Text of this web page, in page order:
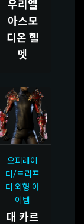
우리엘
아스모
디온 헬
멧
오퍼레이
터/드리프
터 외형 아
이템
대 카르